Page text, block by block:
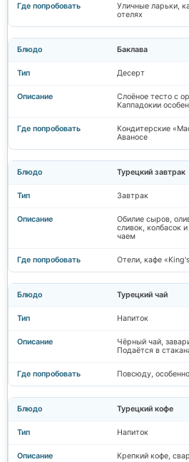
Уличные ларьки,
отелях
Баклава
Десерт
Слоёное тесто с
Каппадокии
Кондитерские
Аваносе
Турецкий завтрак
Завтрак
Обилие сыров,
сливок, колбасок
чаем
Отели, кафе
Турецкий чай
Напиток
Чёрный чай,
Подаётся в
Повсюду,
Турецкий кофе
Напиток
Крепкий кофе,